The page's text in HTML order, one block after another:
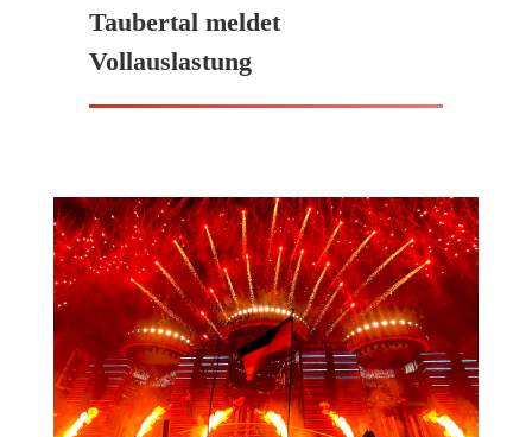
Taubertal meldet
Vollauslastung